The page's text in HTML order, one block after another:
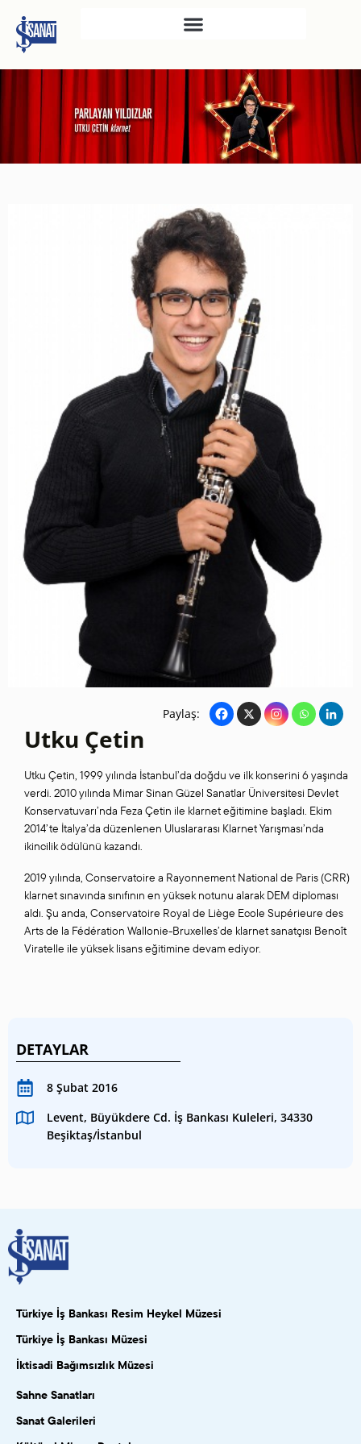
SAHNE SANATLARI
TÜRKIYE İŞ BANKASI
RESIM HEYKEL MÜZESI
İKTISADI BAĞIMSIZLIK
ATATÜRK KÜTÜPHANESI
SANAT GALERILERI
KÜLTÜREL MIRASA
Paylaş:
Utku Çetin
Utku Çetin, 1999 yılında İstanbul’da doğdu ve ilk konserini 6 yaşında
verdi. 2010 yılında Mimar Sinan Güzel Sanatlar Üniversitesi Devlet
Konservatuvarı’nda Feza Çetin ile klarnet eğitimine başladı. Ekim
2014’te İtalya’da düzenlenen Uluslararası Klarnet Yarışması’nda
ikincilik ödülünü kazandı.
2019 yılında, Conservatoire a Rayonnement National de Paris (CRR)
klarnet sınavında sınıfının en yüksek notunu alarak DEM diploması
aldı. Şu anda, Conservatoire Royal de Liège Ecole Supérieure des
Arts de la Fédération Wallonie-Bruxelles’de klarnet sanatçısı Benoît
Viratelle ile yüksek lisans eğitimine devam ediyor.
DETAYLAR
8 Şubat 2016
Levent, Büyükdere Cd. İş Bankası Kuleleri, 34330
Beşiktaş/İstanbul
Türkiye İş Bankası Resim Heykel Müzesi
Türkiye İş Bankası Müzesi
İktisadi Bağımsızlık Müzesi
Sahne Sanatları
Sanat Galerileri